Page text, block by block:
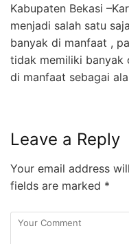
Kabupaten Bekasi
menjadi salah satu
banyak di manfaat ,
tidak memiliki banyak
di manfaat sebagai
Leave a Reply
Your email address
fields are marked *